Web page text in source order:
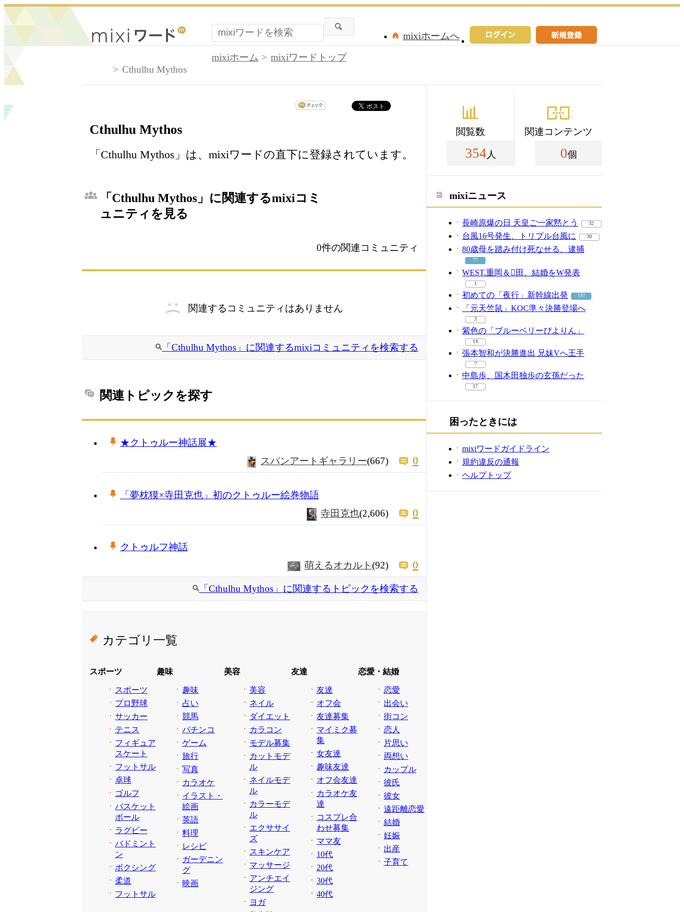
mixiホームへ
mixiホーム
mixiワードトップ
Cthulhu Mythos
Cthulhu Mythos
「Cthulhu Mythos」は、mixiワードの直下に登録されています。
「Cthulhu Mythos」に関連するmixiコミ
ュニティを見る
0件の関連コミュニティ
関連するコミュニティはありません
「Cthulhu Mythos」に関連するmixiコミュニティを検索する
関連トピックを探す
★クトゥルー神話展★
スパンアートギャラリー(667) 0
「夢枕獏×寺田克也」初のクトゥルー絵巻物語
寺田克也(2,606) 0
クトゥルフ神話
萌えるオカルト(92) 0
「Cthulhu Mythos」に関連するトピックを検索する
カテゴリ一覧
スポーツ
スポーツ
プロ野球
サッカー
テニス
フィギュア
スケート
フットサル
卓球
ゴルフ
バスケット
ボール
ラグビー
バドミント
ン
ボクシング
柔道
フットサル
趣味
趣味
占い
競馬
パチンコ
ゲーム
旅行
写真
カラオケ
イラスト・
絵画
英語
料理
レシピ
ガーデニン
グ
映画
美容
美容
ネイル
ダイエット
カラコン
モデル募集
カットモデ
ル
ネイルモデ
ル
カラーモデ
ル
エクササイ
ズ
スキンケア
マッサージ
アンチエイ
ジング
ヨガ
友達
友達
オフ会
友達募集
マイミク募
集
女友達
趣味友達
オフ会友達
カラオケ友
達
コスプレ合
わせ募集
ママ友
10代
20代
30代
40代
恋愛・結婚
恋愛
出会い
街コン
恋人
片思い
両想い
カップル
彼氏
彼女
遠距離恋愛
結婚
妊娠
出産
子育て
閲覧数
354 人
関連コンテンツ
0個
mixiニュース
長崎原爆の日 天皇ご一家黙とう 32
台風16号発生、トリプル台風に 30
80歳母を踏み付け死なせる、逮捕
77
WEST.重岡＆田、結婚をW発表
1
初めての「夜行」新幹線出発 197
「元天竺鼠」KOC準々決勝登場へ
3
紫色の「ブルーベリーぴよりん」
14
張本智和が決勝進出 兄妹Vへ王手
7
中島歩、国木田独歩の玄孫だった
17
困ったときには
mixiワードガイドライン
規約違反の通報
ヘルプトップ